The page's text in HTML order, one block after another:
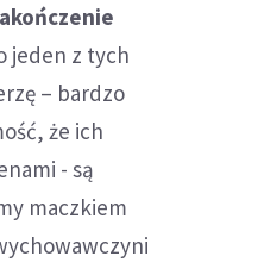
jeden z tych
– bardzo
że ich
- są
maczkiem